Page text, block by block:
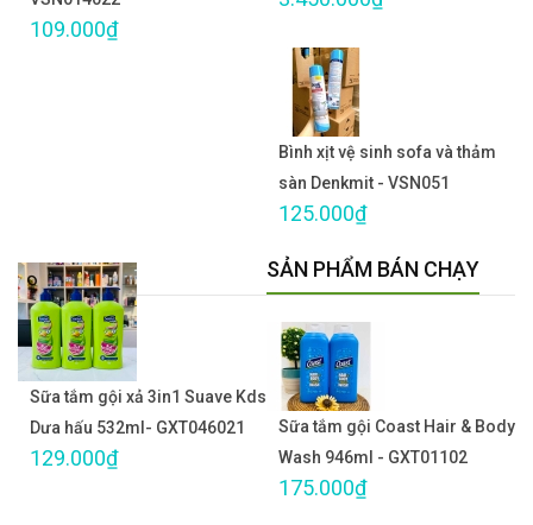
109.000₫
Bình xịt vệ sinh sofa và thảm
sàn Denkmit - VSN051
125.000₫
Sữa tắm gội xả 3in1 Suave Kds
Dưa hấu 532ml- GXT046021
129.000₫
SẢN PHẨM BÁN CHẠY
Sữa tắm gội Coast Hair & Body
Wash 946ml - GXT01102
175.000₫